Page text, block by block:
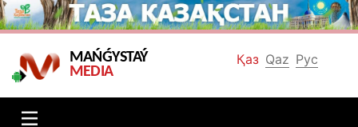
Қаз Qaz Рус
MAŃǴYSTAÝ
MEDIA